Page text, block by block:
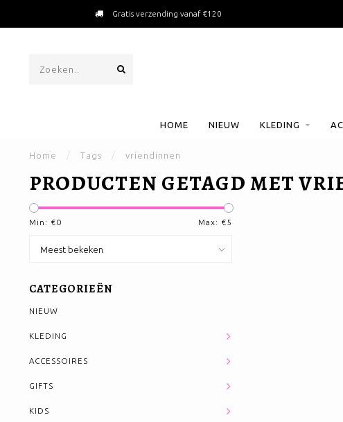
Gratis verzending vanaf €120
HOME NIEUW KLEDING
Home / Tags / vriendinnen
PRODUCTEN GETAGD MET
Min: €0 Max: €5
CATEGORIEËN
NIEUW
KLEDING
ACCESSOIRES
GIFTS
KIDS